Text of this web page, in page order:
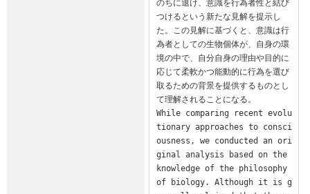
のちに退け、意識を行為者性と結び
つけるという新たな見解を提示し
た。この見解に基づくと、意識は行
為者としての生物個体が、自身の環
境の中で、自分自身の理由や目的に
応じて柔軟かつ能動的に行為を選び
取るための背景を提供するものとし
て理解されることになる。
While comparing recent evolu
tionary approaches to consci
ousness, we conducted an ori
ginal analysis based on the
knowledge of the philosophy
of biology. Although it is g